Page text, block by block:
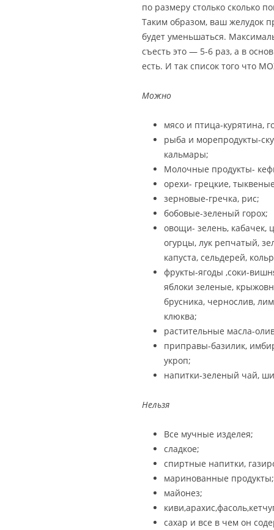
по размеру столько сколько
Таким образом, ваш желудок
будет уменьшаться.
съесть это — 5-6 раз, а в
есть. И так список того что
Можно
мясо и птица-курятина,
рыба и морепродукты-
кальмары;
Молочные продукты-
орехи- грецкие,
зерновые-гречка, рис;
бобовые-зеленый горох;
овощи- зелень, кабачек,
огурцы, лук репчатый,
капуста, сельдерей,
фрукты-ягоды ,соки-
яблоки зеленые,
брусника, чернослив,
клюква;
растительные масла-
приправы-базилик,
укроп;
напитки-зеленый чай,
Нельзя
Все мучные изделея;
сладкое;
спиртные напитки,
маринованные продукты;
майонез;
сахар и все в чем он